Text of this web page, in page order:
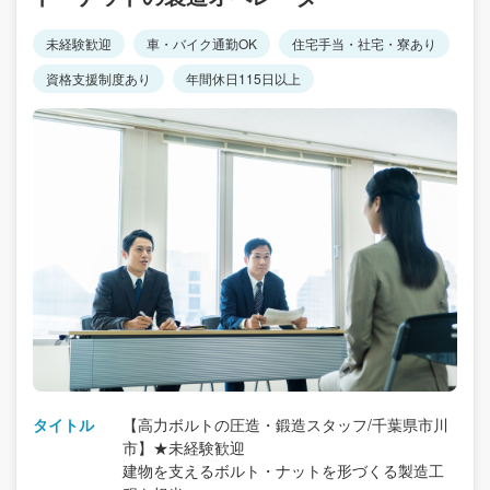
未経験歓迎 車・バイク通勤OK
住宅手当・社宅・寮あり
資格支援制度あり
年間休日115日以上
タイトル
【高力ボルトの圧造・鍛造スタッフ/千葉県市川
市】★未経験歓迎
建物を支えるボルト・ナットを形づくる製造工